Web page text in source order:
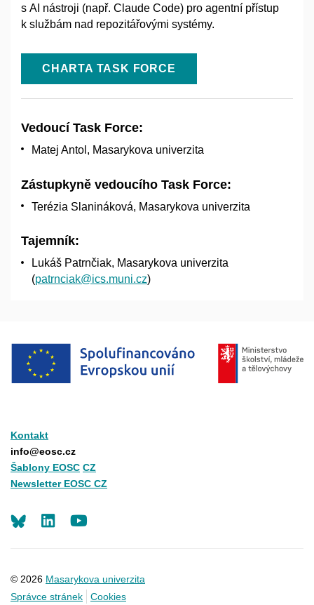
s AI nástroji (např. Claude Code) pro agentní přístup
k službám nad repozitářovými systémy.
CHARTA TASK FORCE
Vedoucí Task Force:
Matej Antol, Masarykova univerzita
Zástupkyně vedoucího Task Force:
Terézia Slanináková, Masarykova univerzita
Tajemník:
Lukáš Patrnčiak, Masarykova univerzita
(patrnciak@ics.muni.cz)
Kontakt
info@eosc.cz
Šablony EOSC CZ
Newsletter EOSC CZ
© 2026 Masarykova univerzita
Správce stránek
Cookies
LinkedIn